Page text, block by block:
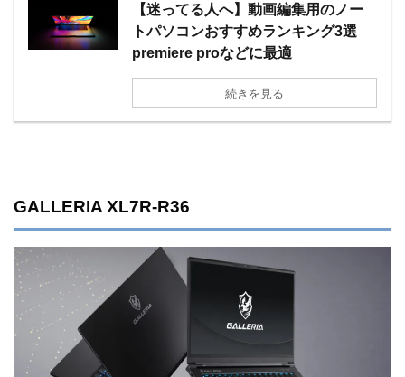
【迷ってる人へ】動画編集用のノー
トパソコンおすすめランキング3選
premiere proなどに最適
続きを見る
GALLERIA XL7R-R36